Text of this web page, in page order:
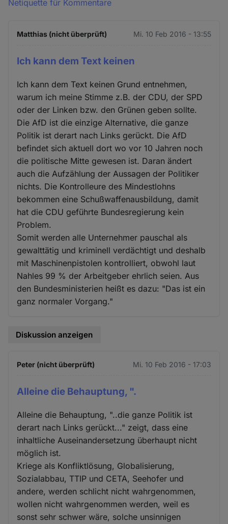
Netiquette für Kommentare
Matthias (nicht überprüft) Mi. 10 Feb 2016 - 13:55
Ich kann dem Text keinen
Ich kann dem Text keinen Grund entnehmen,
warum ich meine Stimme z.B. der CDU, der SPD
oder der Linken bzw. den Grünen geben sollte.
Die AfD ist die einzige Alternative, die ganze
Politik ist derart nach Links gerückt. Die AfD
befindet sich aktuell dort wo vor 10 Jahren noch
die politische Mitte gewesen ist. Daran ändert
auch die Aufzählung der Aussagen der Politiker
nichts. Die Kontrolleure des Mindestlohns
bekommen eine Schußwaffenausbildung, damit
hat die CDU geführte Bundesregierung kein
Problem.
Somit werden alle Unternehmer pauschal als
gewalttätig und kriminell verdächtigt und deshalb
mit Maschinenpistolen kontrolliert, obwohl laut
Nahles 99 % der Arbeitgeber ehrlich seien. Aus
den Bundesministerien heißt es dazu: "Das ist ein
ganz normaler Vorgang."
Diskussion anzeigen
Peter (nicht überprüft) Mi. 10 Feb 2016 - 17:03
Alleine die Behauptung, ".
Alleine die Behauptung, "..die ganze Politik ist
derart nach Links gerückt..." zeigt, dass eine
inhaltliche Auseinandersetzung überhaupt nicht
möglich ist.
Kriege als Konfliktlösung, Globalisierung,
Sozialabbau, TTIP und CETA, Seehofer und
andere, werden schlicht nicht wahrgenommen,
wollen nicht wahrgenommen werden, weil es
sonst sehr schwer wäre, solche unsinnigen